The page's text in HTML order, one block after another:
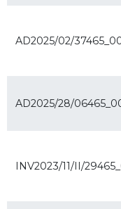
AD2025/02/
AD2025/28/
INV2023/11/II/